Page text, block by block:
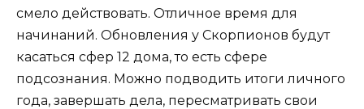
смело действовать. Отличное время для
начинаний. Обновления у Скорпионов будут
касаться сфер 12 дома, то есть сфере
подсознания. Можно подводить итоги личного
года, завершать дела, пересматривать свои